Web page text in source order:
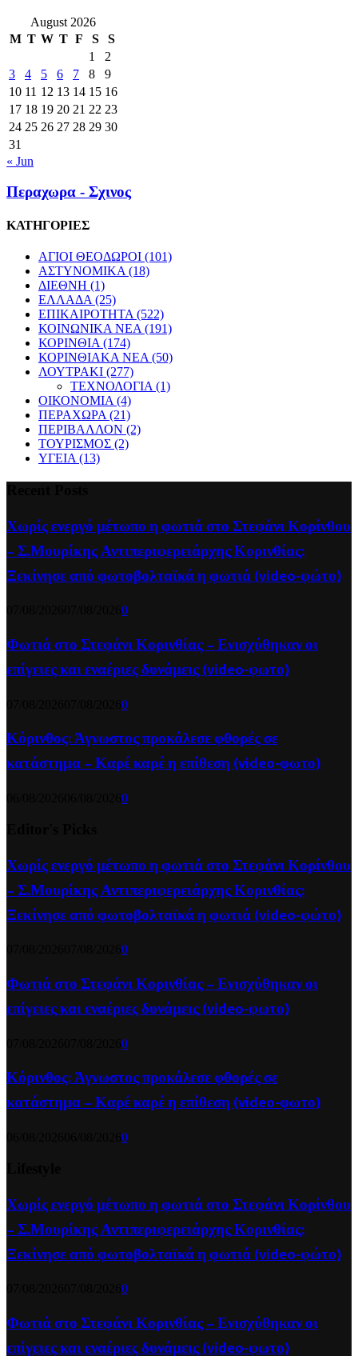
August 2026
M T W T F S
S
1
2
3
4 5 6 7 8
9
10 11 12 13 14 15 16
17 18 19 20 21 22 23
24 25 26 27 28 29 30
31
« Jun
Περαχωρα - Σχινος
ΚΑΤΗΓΟΡΙΕΣ
ΑΓΙΟΙ ΘΕΟΔΩΡΟΙ (101)
ΑΣΤΥΝΟΜΙΚΑ (18)
ΔΙΕΘΝΗ (1)
ΕΛΛΑΔΑ (25)
ΕΠΙΚΑΙΡΟΤΗΤΑ (522)
ΚΟΙΝΩΝΙΚΑ ΝΕΑ (191)
ΚΟΡΙΝΘΙΑ (174)
ΚΟΡΙΝΘΙΑΚΑ ΝΕΑ (50)
ΛΟΥΤΡΑΚΙ (277)
ΤΕΧΝΟΛΟΓΙΑ (1)
ΟΙΚΟΝΟΜΙΑ (4)
ΠΕΡΑΧΩΡΑ (21)
ΠΕΡΙΒΑΛΛΟΝ (2)
ΤΟΥΡΙΣΜΟΣ (2)
ΥΓΕΙΑ (13)
Χωρίς ενεργό μέτωπο η φωτιά στο Στεφάνι Κορίνθου
– Σ.Μουρίκης Αντιπεριφερειάρχης Κορινθίας:
Ξεκίνησε από φωτοβολταϊκά η φωτιά (video-φώτο)
0
Φωτιά στο Στεφάνι Κορινθίας – Ενισχύθηκαν οι
επίγειες και εναέριες δυνάμεις (video-φωτο)
0
Κόρινθος: Άγνωστος προκάλεσε φθορές σε
κατάστημα – Καρέ καρέ η επίθεση (video-φωτο)
0
Χωρίς ενεργό μέτωπο η φωτιά στο Στεφάνι Κορίνθου
– Σ.Μουρίκης Αντιπεριφερειάρχης Κορινθίας:
Ξεκίνησε από φωτοβολταϊκά η φωτιά (video-φώτο)
0
Φωτιά στο Στεφάνι Κορινθίας – Ενισχύθηκαν οι
επίγειες και εναέριες δυνάμεις (video-φωτο)
0
Κόρινθος: Άγνωστος προκάλεσε φθορές σε
κατάστημα – Καρέ καρέ η επίθεση (video-φωτο)
0
Χωρίς ενεργό μέτωπο η φωτιά στο Στεφάνι Κορίνθου
– Σ.Μουρίκης Αντιπεριφερειάρχης Κορινθίας:
Ξεκίνησε από φωτοβολταϊκά η φωτιά (video-φώτο)
0
Φωτιά στο Στεφάνι Κορινθίας – Ενισχύθηκαν οι
επίγειες και εναέριες δυνάμεις (video-φωτο)